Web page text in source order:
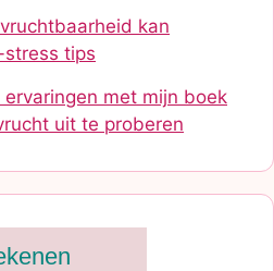
kan
tips
met mijn boek
uit te proberen